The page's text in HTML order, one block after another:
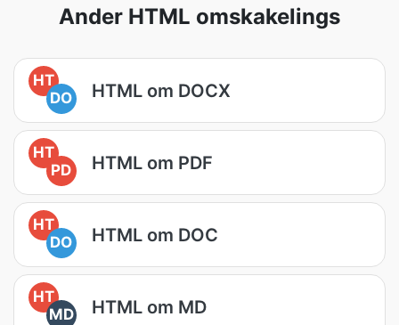
Ander HTML omskakelings
HT
DO
HTML om DOCX
HT
PD
HTML om PDF
HT
DO
HTML om DOC
HT
MD
HTML om MD